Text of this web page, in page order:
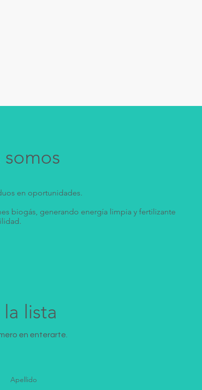
en oportunidades.
biogás, generando energía limpia y fertilizante
lista
en enterarte.
Apellido